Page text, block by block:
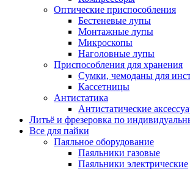
Оптические приспособления
Бестеневые лупы
Монтажные лупы
Микроскопы
Наголовные лупы
Приспособления для хранения
Сумки, чемоданы для
Кассетницы
Антистатика
Антистатические
Литьё и фрезеровка по
Все для пайки
Паяльное оборудование
Паяльники газовые
Паяльники электрические